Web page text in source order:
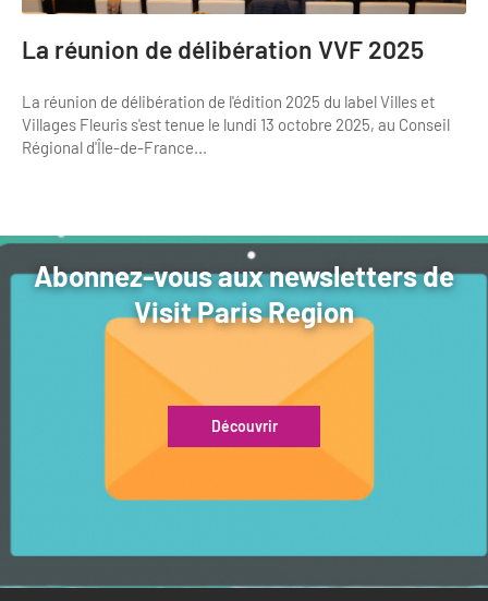
La réunion de délibération VVF 2025
La réunion de délibération de l'édition 2025 du label Villes et
Villages Fleuris s'est tenue le lundi 13 octobre 2025, au Conseil
Régional d'Île-de-France...
Abonnez-vous aux newsletters de
Visit Paris Region
Découvrir